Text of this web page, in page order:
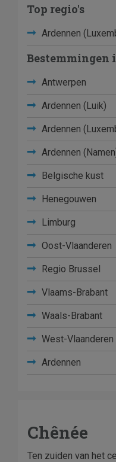
Top regio's
Ardennen
Bestemmingen
Antwerpen
Ardennen (Luik)
Ardennen
Ardennen
Belgische kust
Henegouwen
Limburg
Oost-Vlaanderen
Regio Brussel
Vlaams-Brabant
Waals-Brabant
West-Vlaanderen
Ardennen
Chênée
Ten zuiden van het